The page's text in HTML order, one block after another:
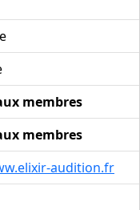
membres
membres
audition.fr